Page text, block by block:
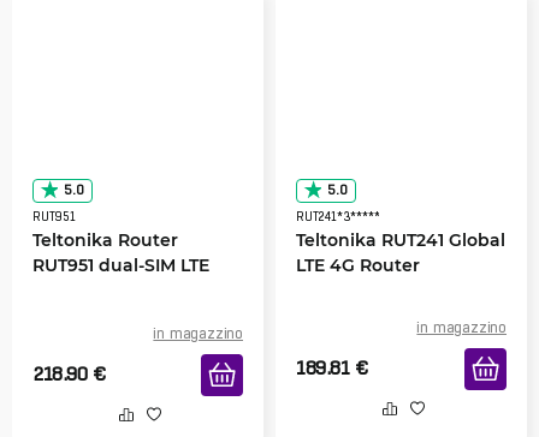
5.0
RUT951
Teltonika Router
RUT951 dual-SIM LTE
in magazzino
218.90 €
5.0
RUT241*3*****
Teltonika RUT241 Global
LTE 4G Router
in magazzino
189.81 €